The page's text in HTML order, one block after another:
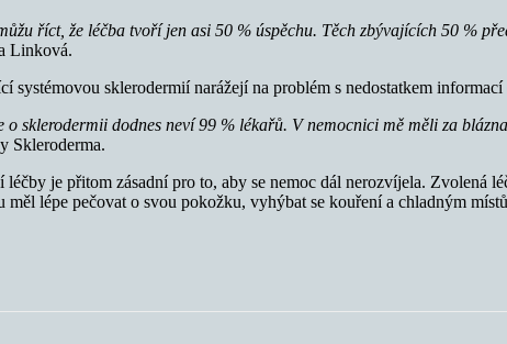
říct, že léčba tvoří jen asi 50 % úspěchu. Těch zbývajících 50 %
Linková.
systémovou sklerodermií narážejí na problém s nedostatkem informací
o sklerodermii dodnes neví 99 % lékařů. V nemocnici mě měli za
Skleroderma.
léčby je přitom zásadní pro to, aby se nemoc dál nerozvíjela.
měl lépe pečovat o svou pokožku, vyhýbat se kouření a chladným